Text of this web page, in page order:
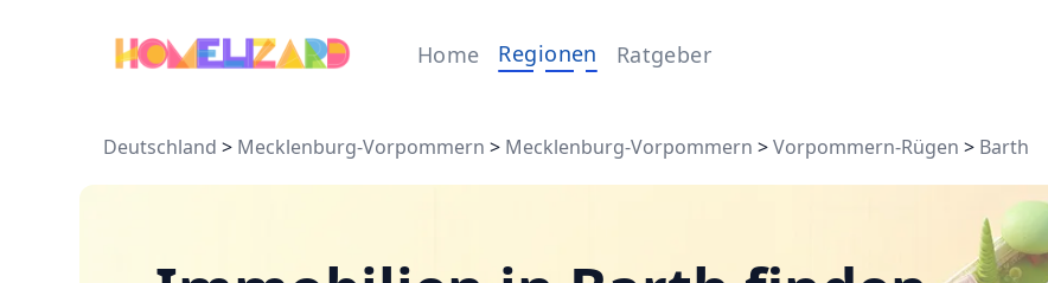
Home Regionen Ratgeber
Deutschland > Mecklenburg-Vorpommern > Mecklenburg-Vorpommern >Vorpommern-Rügen > Barth